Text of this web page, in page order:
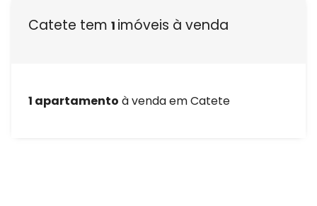
Blog
Catete tem 1 imóveis à venda
1 apartamento à venda em Catete